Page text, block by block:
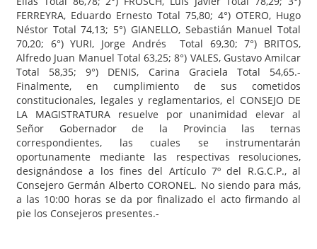
FERREYRA, Eduardo Ernesto Total 75,80; 4°) OTERO, Hugo
Néstor Total 74,13; 5°) GIANELLO, Sebastián Manuel Total
70,20; 6°) YURI, Jorge Andrés Total 69,30; 7°) BRITOS,
Alfredo Juan Manuel Total 63,25; 8°) VALES, Gustavo Amilcar
Total 58,35; 9°) DENIS, Carina Graciela Total 54,65.-
Finalmente, en cumplimiento de sus cometidos
constitucionales, legales y reglamentarios, el CONSEJO DE
LA MAGISTRATURA resuelve por unanimidad elevar al
Señor Gobernador de la Provincia las ternas
correspondientes, las cuales se instrumentarán
oportunamente mediante las respectivas resoluciones,
designándose a los fines del Artículo 7º del R.G.C.P., al
Consejero Germán Alberto CORONEL. No siendo para más,
a las 10:00 horas se da por finalizado el acto firmando al
pie los Consejeros presentes.-